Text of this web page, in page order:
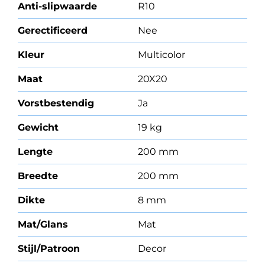
Anti-slipwaarde R10
Gerectificeerd Nee
Kleur Multicolor
Maat 20X20
Vorstbestendig Ja
Gewicht 19 kg
Lengte 200 mm
Breedte 200 mm
Dikte 8 mm
Mat/Glans Mat
Stijl/Patroon Decor